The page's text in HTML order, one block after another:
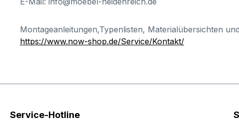
Montageanleitungen,Typenlisten, Materialübersichten
https://www.now-shop.de/Service/Kontakt/
Service-Hotline